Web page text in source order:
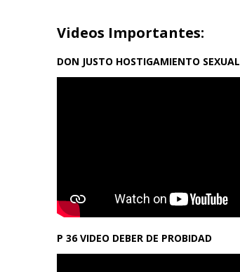
Videos Importantes:
DON JUSTO HOSTIGAMIENTO SEXUAL
P 36 VIDEO DEBER DE PROBIDAD